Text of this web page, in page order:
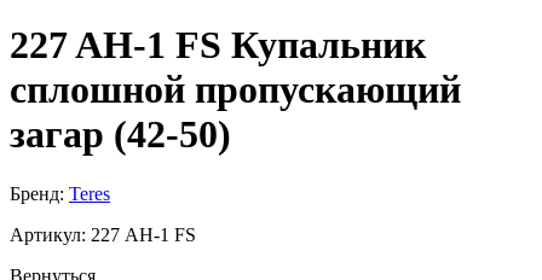
227 AH-1 FS Купальник
сплошной пропускающий
загар (42-50)
Бренд: Teres
Артикул: 227 AH-1 FS
Вернуться